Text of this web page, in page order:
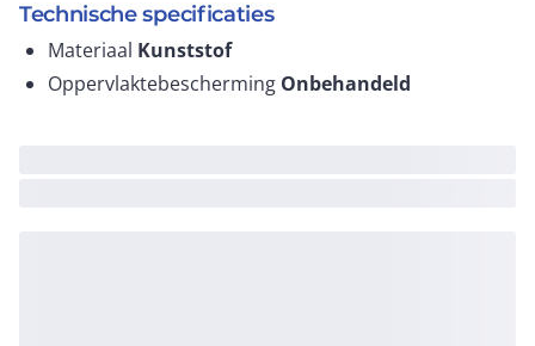
Technische specificaties
Materiaal Kunststof
Oppervlaktebescherming Onbehandeld